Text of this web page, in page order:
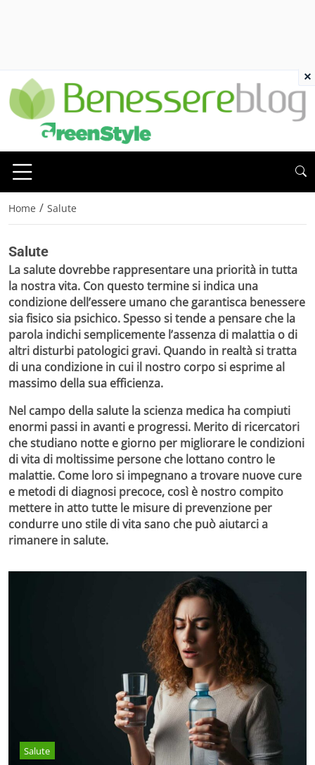
Home / Salute
Salute
Lasalute dovrebbe rappresentare una priorità in tutta
la nostra vita. Con questo termine si indica una
condizione dell’essere umano che garantisca benessere
sia fisico sia psichico. Spesso si tende a pensare che la
parola indichi semplicemente l’assenza di malattia o di
altri disturbi patologici gravi. Quando in realtà si tratta
di una condizione in cui il nostro corpo si esprime al
massimo della sua efficienza.
Nel campo della salute lascienza medica ha compiuti
enormi passi in avanti e progressi. Merito di ricercatori
che studiano notte e giorno per migliorare le condizioni
di vita di moltissime persone che lottano contro le
malattie. Come loro si impegnano a trovare nuove cure
e metodi di diagnosi precoce, così è nostro compito
mettere in atto tutte le misure di prevenzione per
condurre uno stile di vita sano che può aiutarci a
rimanere in salute.
Salute
×